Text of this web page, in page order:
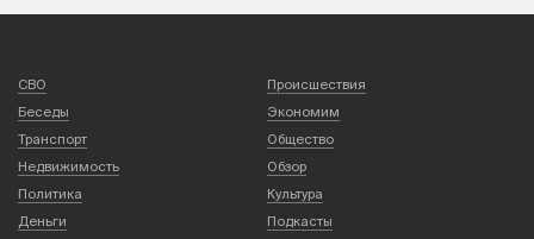
СВО
Происшествия
Беседы
Экономим
Транспорт
Общество
Недвижимость
Обзор
Политика
Культура
Деньги
Подкасты